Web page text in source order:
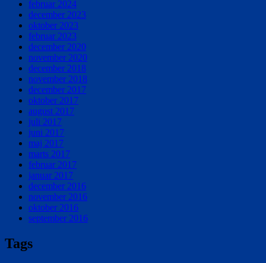
februar 2024
december 2023
oktober 2023
februar 2023
december 2020
november 2020
december 2018
november 2018
december 2017
oktober 2017
august 2017
juli 2017
juni 2017
maj 2017
marts 2017
februar 2017
januar 2017
december 2016
november 2016
oktober 2016
september 2016
Tags